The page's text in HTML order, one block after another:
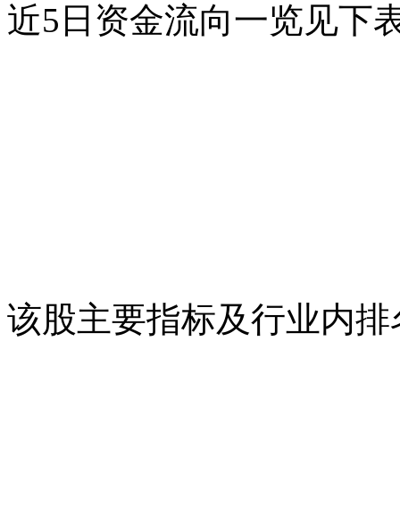
近5日资金流向一览见下
该股主要指标及行业内